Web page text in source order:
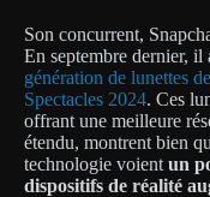
Son concurrent,
En septembre dernier, il
génération de lunettes
Spectacles 2024. Ces
offrant une meilleure
étendu, montrent bien
technologie voient un
dispositifs de réalité